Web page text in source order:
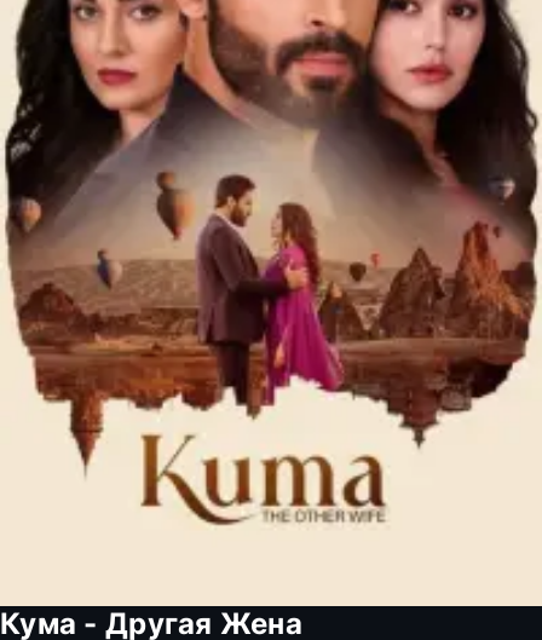
Кума - Другая Жена